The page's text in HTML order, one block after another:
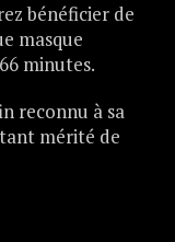
bénéficier de
masque
minutes.
reconnu à sa
mérité de